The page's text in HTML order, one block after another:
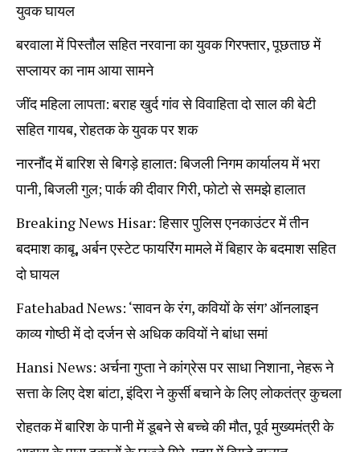
युवक घायल
बरवाला में पिस्तौल सहित नरवाना का युवक गिरफ्तार, पूछताछ में
सप्लायर का नाम आया सामने
जींद महिला लापता: बराह खुर्द गांव से विवाहिता दो साल की बेटी
सहित गायब, रोहतक के युवक पर शक
नारनौंद में बारिश से बिगड़े हालात: बिजली निगम कार्यालय में भरा
पानी, बिजली गुल; पार्क की दीवार गिरी, फोटो से समझे हालात
Breaking News Hisar: हिसार पुलिस एनकाउंटर में तीन
बदमाश काबू, अर्बन एस्टेट फायरिंग मामले में बिहार के बदमाश सहित
दो घायल
Fatehabad News: ‘सावन के रंग, कवियों के संग’ ऑनलाइन
काव्य गोष्ठी में दो दर्जन से अधिक कवियों ने बांधा समां
Hansi News: अर्चना गुप्ता ने कांग्रेस पर साधा निशाना, नेहरू ने
सत्ता के लिए देश बांटा, इंदिरा ने कुर्सी बचाने के लिए लोकतंत्र कुचला
रोहतक में बारिश के पानी में डूबने से बच्चे की मौत, पूर्व मुख्यमंत्री के